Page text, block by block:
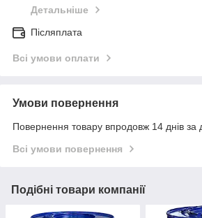
Детальніше
Післяплата
Всі умови оплати
Умови повернення
Повернення товару впродовж 14 днів за
Всі умови повернення
Подібні товари компанії